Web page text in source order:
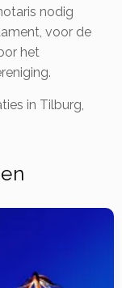
nodig
voor de
het
in Tilburg,